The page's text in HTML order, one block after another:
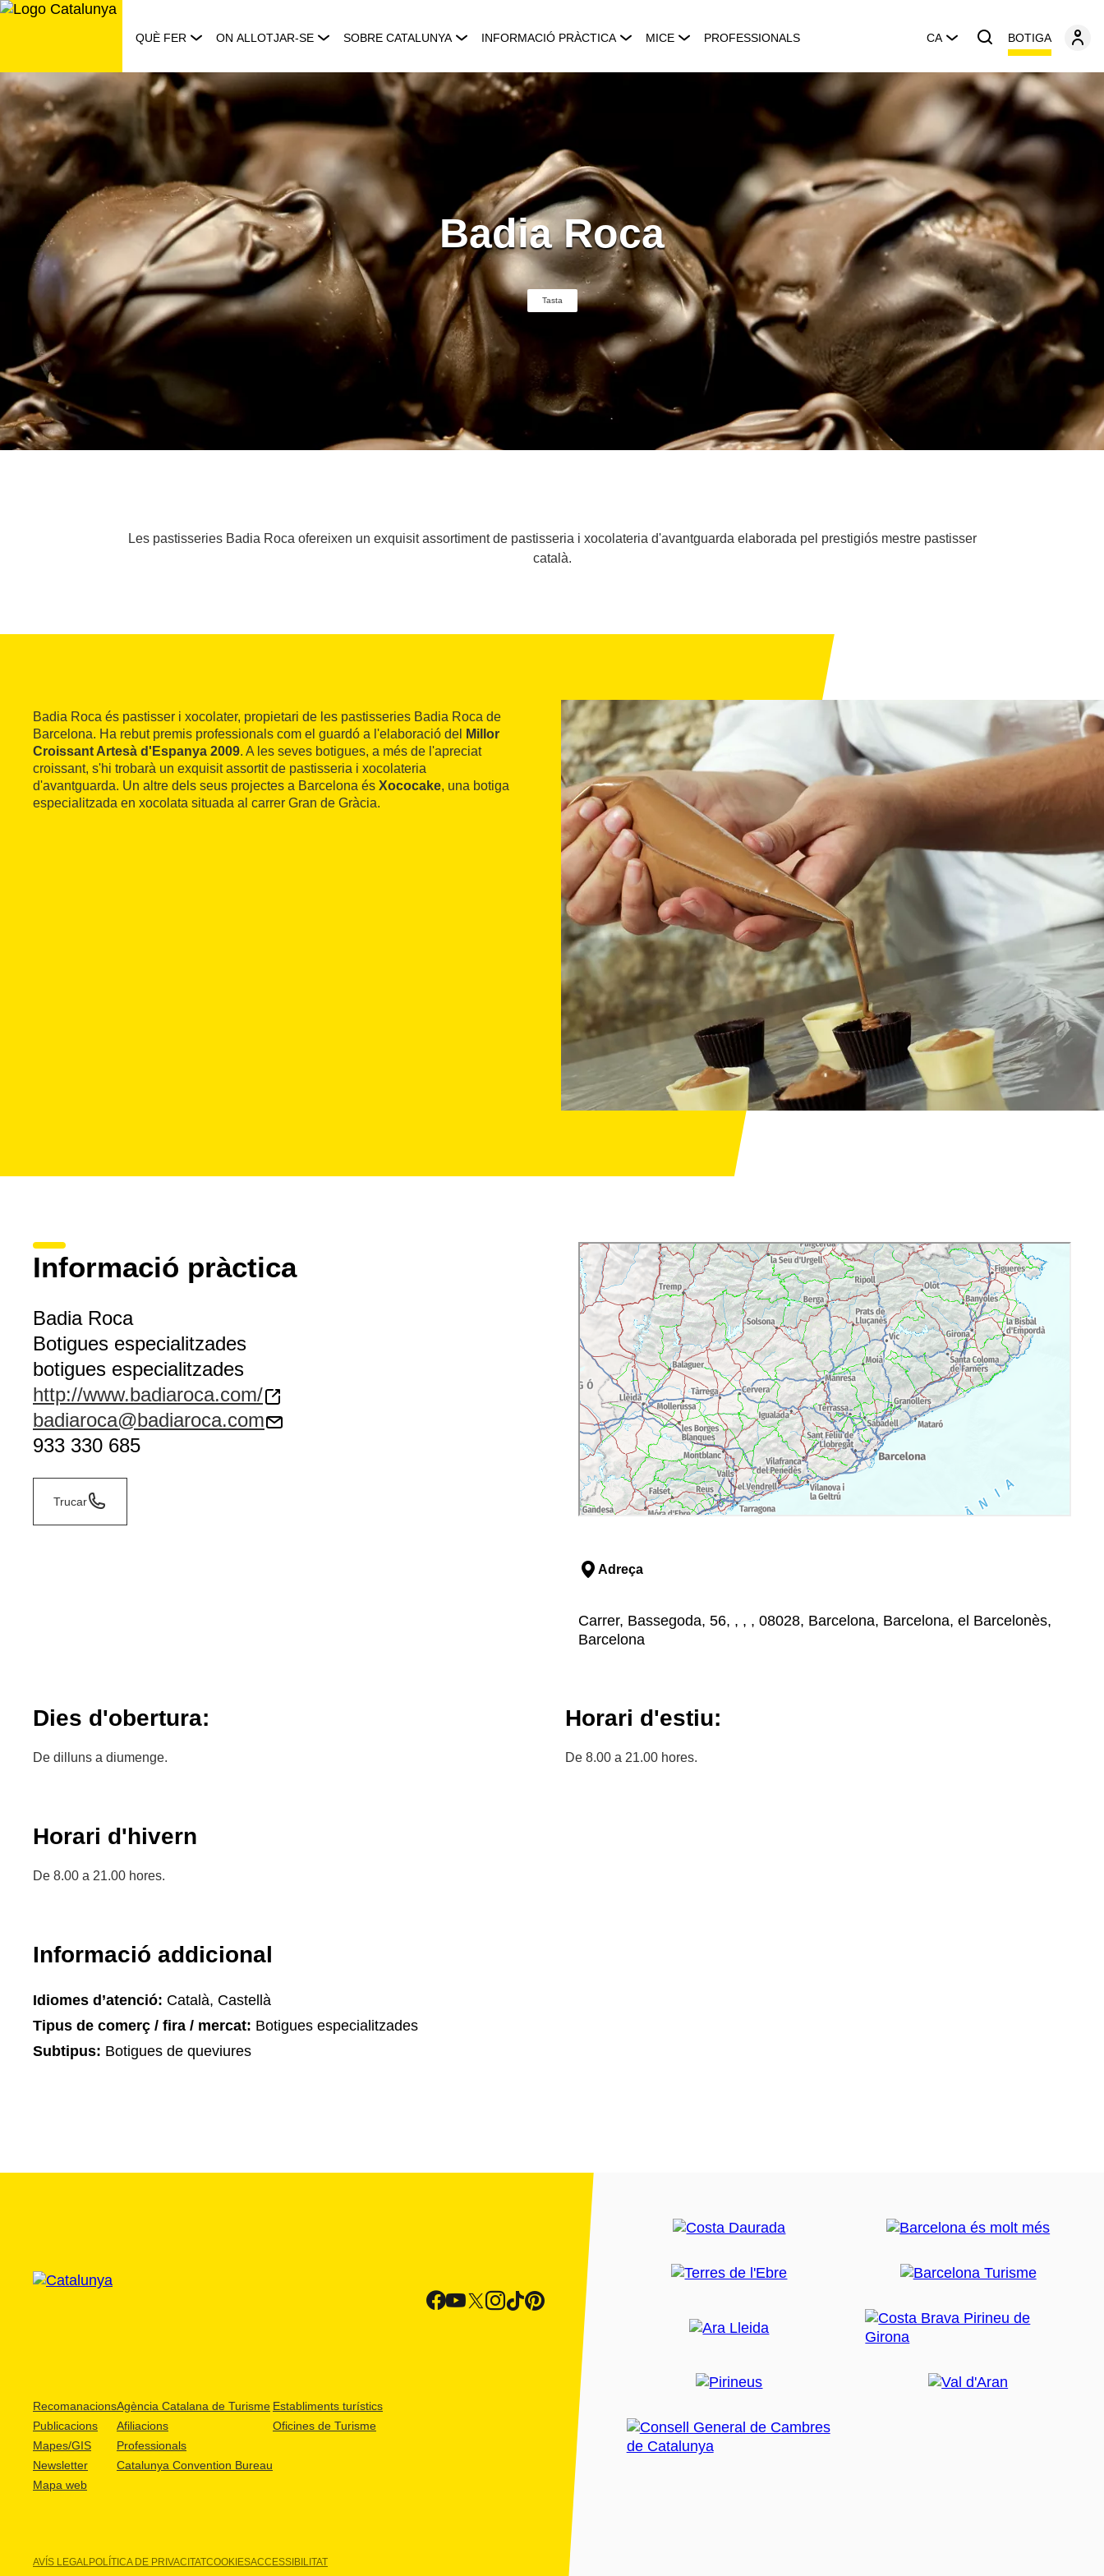
Saltar
QUÈ FER ON ALLOTJAR-SE SOBRE CATALUNYA INFORMACIÓ PRÀCTICA MICE PROFESSIONALS CA BOTIGA
Badia Roca
Tasta
Les pastisseries Badia Roca ofereixen un exquisit assortiment de pastisseria i xocolateria d'avantguarda elaborada pel prestigiós mestre pastisser
català.
Badia Roca és pastisser i xocolater, propietari de les pastisseries Badia Roca de
Barcelona. Ha rebut premis professionals com el guardó a l'elaboració del
Millor
Croissant Artesà d'Espanya 2009. A les seves botigues, a més de l'apreciat
croissant, s'hi trobarà un exquisit assortit de pastisseria i xocolateria
d'avantguarda. Un altre dels seus projectes a Barcelona és Xococake, una botiga
especialitzada en xocolata situada al carrer Gran de Gràcia.
Informació pràctica
Badia Roca
Botigues especialitzades
botigues especialitzades
http://www.badiaroca.com/
badiaroca@badiaroca.com
933 330 685
Trucar
Adreça
Carrer, Bassegoda, 56, , , , 08028, Barcelona, Barcelona, el Barcelonès,
Barcelona
Dies d'obertura:
De dilluns a diumenge.
Horari d'estiu:
De 8.00 a 21.00 hores.
Horari d'hivern
De 8.00 a 21.00 hores.
Informació addicional
Idiomes d’atenció: Català, Castellà
Tipus de comerç / fira / mercat: Botigues especialitzades
Subtipus: Botigues de queviures
Recomanacions
Publicacions
Mapes/GIS
Newsletter
Mapa web
Agència Catalana de Turisme
Afiliacions
Professionals
Catalunya Convention Bureau
Establiments turístics
Oficines de Turisme
AVÍS LEGALPOLÍTICA DE PRIVACITATCOOKIESACCESSIBILITAT